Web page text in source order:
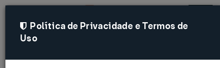
Acessar
Política de Privacidade e Termos de
Uso